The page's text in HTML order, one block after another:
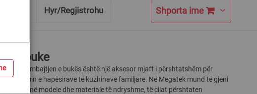
Hyr/Regjistrohu Shporta ime
Kuti buke
Kutia për mbajtjen e bukës është një aksesor mjaft i përshtatshëm për
organizimin e hapësirave të kuzhinave familjare. Në Megatek mund të gjeni
kuti buke në modele dhe materiale të ndryshme, të cilat përshtaten